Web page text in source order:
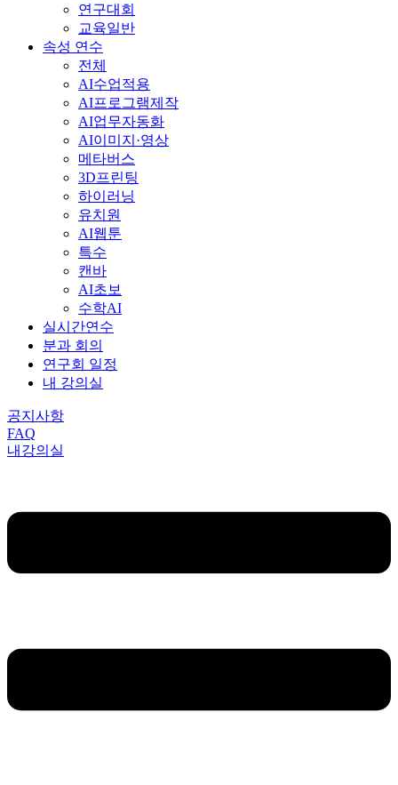
연구대회
교육일반
속성 연수
전체
AI수업적용
AI프로그램제작
AI업무자동화
AI이미지·영상
메타버스
3D프린팅
하이러닝
유치원
AI웹툰
특수
캔바
AI초보
수학AI
실시간연수
분과 회의
연구회 일정
내 강의실
공지사항
FAQ
내강의실